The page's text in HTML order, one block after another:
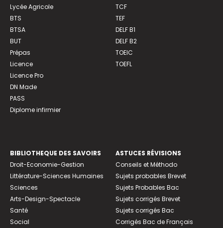
Lycée Agricole
BTS
BTSA
BUT
Prépas
Licence
Licence Pro
DN Made
PASS
Diplome infirmier
TCF
TEF
DELF B1
DELF B2
TOEIC
TOEFL
BIBLIOTHEQUE DES SAVOIRS
Droit-Economie-Gestion
Littérature-Sciences Humaines
Sciences
Arts-Design-Spectacle
Santé
Social
ASTUCES RÉVISIONS
Conseils et Méthodo
Sujets probables Brevet
Sujets Probables Bac
Sujets corrigés Brevet
Sujets corrigés Bac
Corrigés Bac de Français